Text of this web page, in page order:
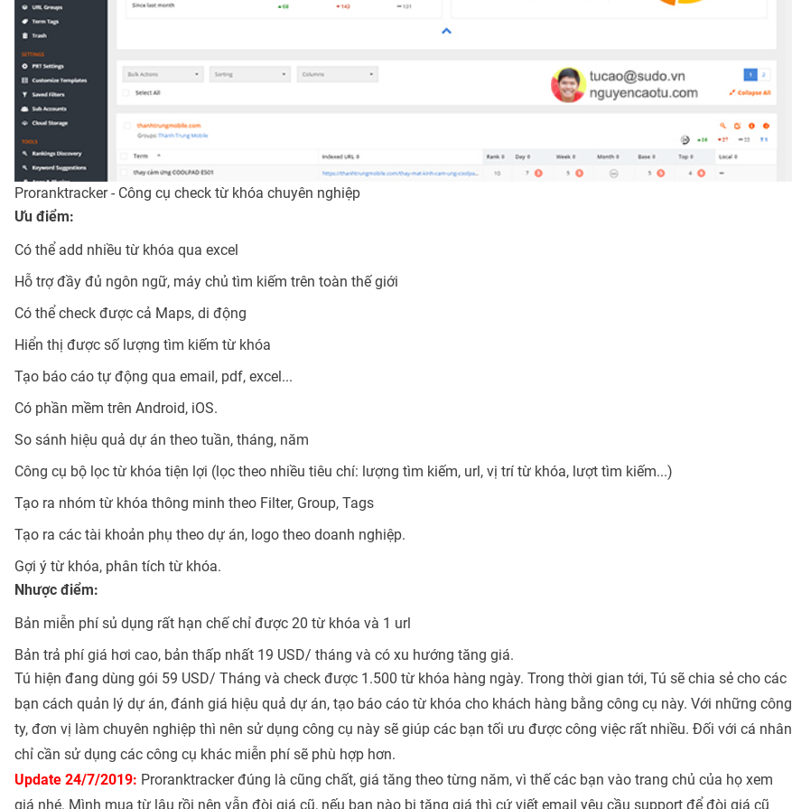
Proranktracker - Công cụ check từ khóa chuyên nghiệp
Ưu điểm:
Có thể add nhiều từ khóa qua excel
Hỗ trợ đầy đủ ngôn ngữ, máy chủ tìm kiếm trên toàn thế giới
Có thể check được cả Maps, di động
Hiển thị được số lượng tìm kiếm từ khóa
Tạo báo cáo tự động qua email, pdf, excel...
Có phần mềm trên Android, iOS.
So sánh hiệu quả dự án theo tuần, tháng, năm
Công cụ bộ lọc từ khóa tiện lợi (lọc theo nhiều tiêu chí: lượng tìm kiếm, url, vị trí từ khóa, lượt tìm kiếm...)
Tạo ra nhóm từ khóa thông minh theo Filter, Group, Tags
Tạo ra các tài khoản phụ theo dự án, logo theo doanh nghiệp.
Gợi ý từ khóa, phân tích từ khóa.
Nhược điểm:
Bản miễn phí sủ dụng rất hạn chế chỉ được 20 từ khóa và 1 url
Bản trả phí giá hơi cao, bản thấp nhất 19 USD/ tháng và có xu hướng tăng giá.
Tú hiện đang dùng gói 59 USD/ Tháng và check được 1.500 từ khóa hàng ngày. Trong thời gian tới, Tú sẽ chia sẻ cho các
bạn cách quản lý dự án, đánh giá hiệu quả dự án, tạo báo cáo từ khóa cho khách hàng bằng công cụ này. Với những công
ty, đơn vị làm chuyên nghiệp thì nên sử dụng công cụ này sẽ giúp các bạn tối ưu được công việc rất nhiều. Đối với cá nhân
chỉ cần sử dụng các công cụ khác miễn phí sẽ phù hợp hơn.
Update 24/7/2019: Proranktracker đúng là cũng chất, giá tăng theo từng năm, vì thế các bạn vào trang chủ của họ xem
giá nhé. Mình mua từ lâu rồi nên vẫn đòi giá cũ, nếu bạn nào bị tăng giá thì cứ viết email yêu cầu support để đòi giá cũ